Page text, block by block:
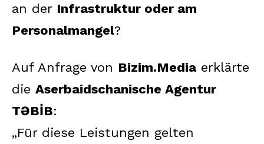
an der Infrastruktur oder am
Personalmangel?
Auf Anfrage von Bizim.Media erklärte
die Aserbaidschanische Agentur
TƏBİB:
„Für diese Leistungen gelten